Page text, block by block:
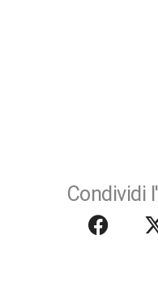
Condividi